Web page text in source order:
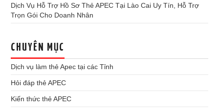
Dịch Vụ Hỗ Trợ Hồ Sơ Thẻ APEC Tại Lào Cai Uy Tín, Hỗ Trợ
Trọn Gói Cho Doanh Nhân
CHUYÊN MỤC
Dịch vụ làm thẻ Apec tại các Tỉnh
Hỏi đáp thẻ APEC
Kiến thức thẻ APEC